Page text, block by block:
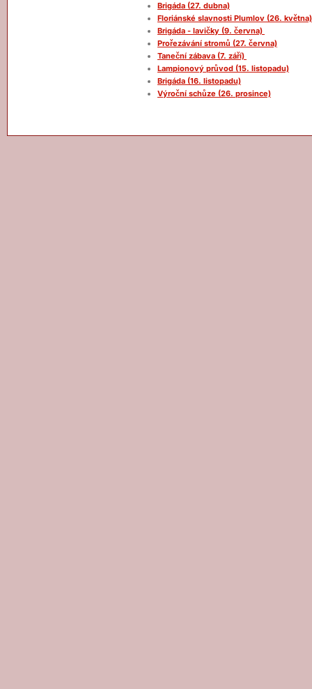
Brigáda (27. dubna)
Floriánské slavnosti Plumlov (26. května)
Brigáda - lavičky (9. června)
Prořezávání stromů (27. června)
Taneční zábava (7. září)
Lampionový průvod (15. listopadu)
Brigáda (16. listopadu)
Výroční schůze (26. prosince)